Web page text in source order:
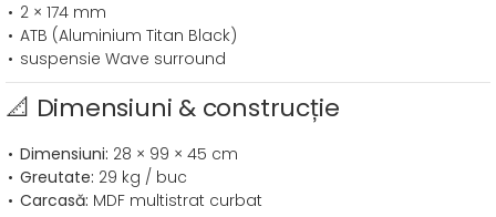
2 × 174 mm
ATB (Aluminium Titan Black)
suspensie Wave surround
📐 Dimensiuni & construcție
Dimensiuni: 28 × 99 × 45 cm
Greutate: 29 kg / buc
Carcasă: MDF multistrat curbat